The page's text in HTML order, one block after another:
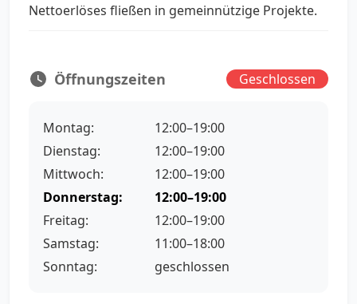
Nettoerlöses fließen in gemeinnützige Projekte.
Öffnungszeiten Geschlossen
Montag:
12:00–19:00
Dienstag:
12:00–19:00
Mittwoch:
12:00–19:00
Donnerstag:
12:00–19:00
Freitag:
12:00–19:00
Samstag:
11:00–18:00
Sonntag:
geschlossen